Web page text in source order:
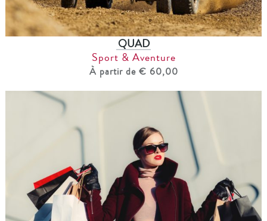
QUAD
Sport & Aventure
À partir de € 60,00